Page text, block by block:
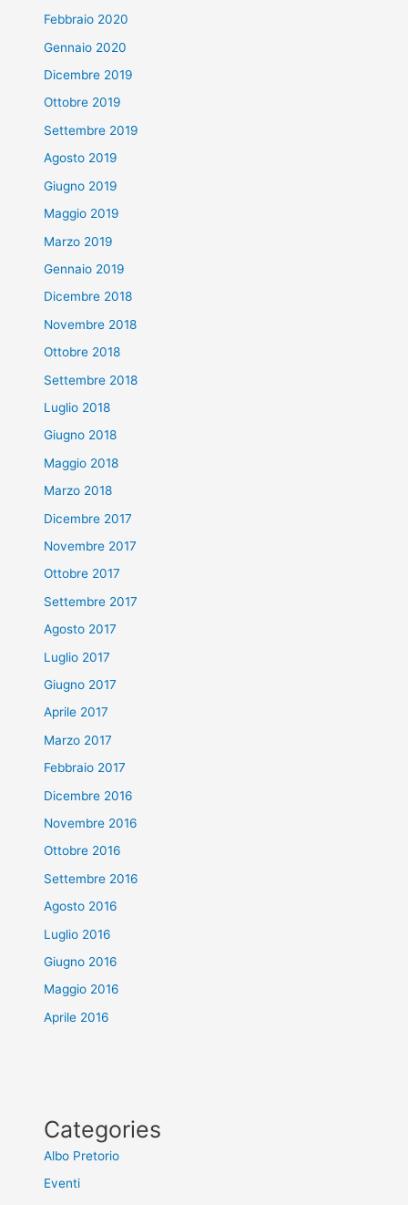
Febbraio 2020
Gennaio 2020
Dicembre 2019
Ottobre 2019
Settembre 2019
Agosto 2019
Giugno 2019
Maggio 2019
Marzo 2019
Gennaio 2019
Dicembre 2018
Novembre 2018
Ottobre 2018
Settembre 2018
Luglio 2018
Giugno 2018
Maggio 2018
Marzo 2018
Dicembre 2017
Novembre 2017
Ottobre 2017
Settembre 2017
Agosto 2017
Luglio 2017
Giugno 2017
Aprile 2017
Marzo 2017
Febbraio 2017
Dicembre 2016
Novembre 2016
Ottobre 2016
Settembre 2016
Agosto 2016
Luglio 2016
Giugno 2016
Maggio 2016
Aprile 2016
Categories
Albo Pretorio
Eventi